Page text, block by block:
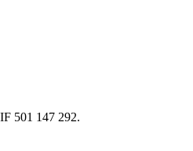
501 147 292.